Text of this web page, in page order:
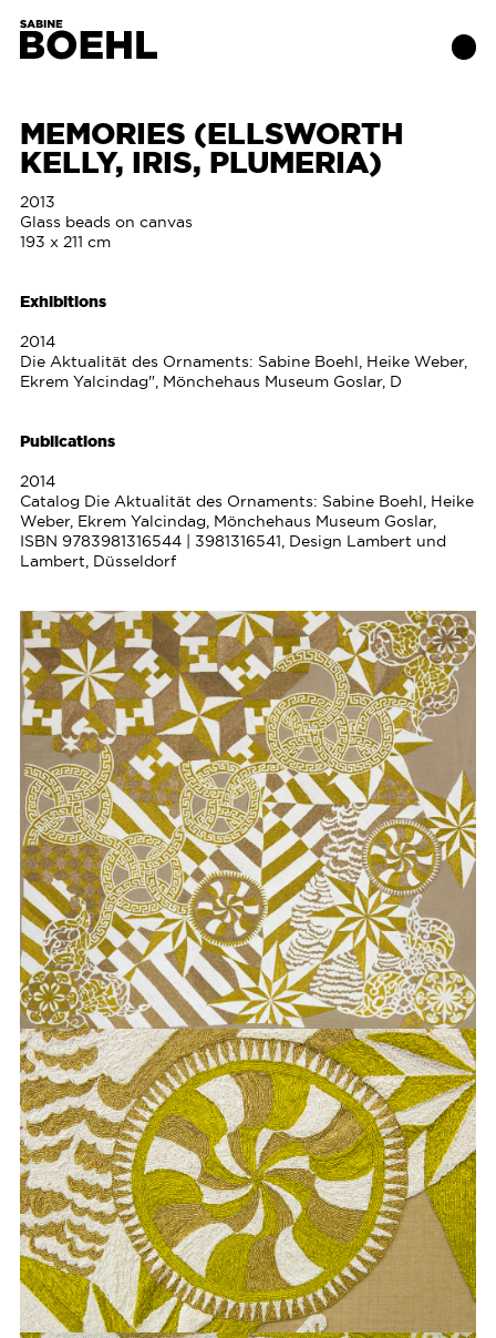
Works
About
Exhibitions
Publications
Contact
MEMORIES (ELLSWORTH
KELLY, IRIS, PLUMERIA)
2013
Glass beads on canvas
193 x 211 cm
Exhibitions
2014
Die Aktualität des Ornaments: Sabine Boehl, Heike Weber,
Ekrem Yalcindag", Mönchehaus Museum Goslar, D
Publications
2014
Catalog Die Aktualität des Ornaments: Sabine Boehl, Heike
Weber, Ekrem Yalcindag, Mönchehaus Museum Goslar,
ISBN 9783981316544 | 3981316541, Design Lambert und
Lambert, Düsseldorf